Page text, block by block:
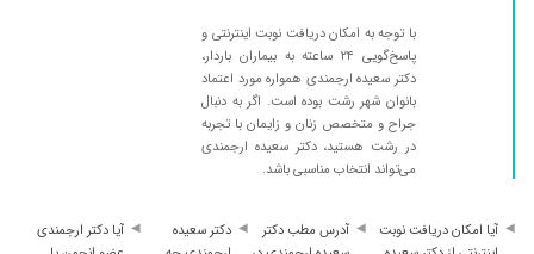
با توجه به امکان دریافت نوبت اینترنتی و
پاسخ‌گویی ۲۴ ساعته به بیماران باردار،
دکتر سعیده ارجمندی همواره مورد اعتماد
بانوان شهر رشت بوده است. اگر به دنبال
جراح و متخصص زنان و زایمان با تجربه
در رشت هستید، دکتر سعیده ارجمندی
می‌تواند انتخاب مناسبی باشد.
آیا امکان دریافت نوبت
آدرس مطب دکتر
دکتر سعیده
آیا دکتر ارجمندی